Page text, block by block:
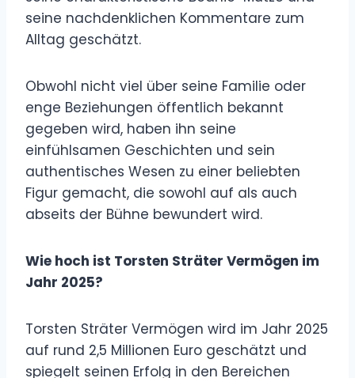
seine nachdenklichen Kommentare zum
Alltag geschätzt.
Obwohl nicht viel über seine Familie oder
enge Beziehungen öffentlich bekannt
gegeben wird, haben ihn seine
einfühlsamen Geschichten und sein
authentisches Wesen zu einer beliebten
Figur gemacht, die sowohl auf als auch
abseits der Bühne bewundert wird.
Wie hoch ist Torsten Sträter Vermögen im
Jahr 2025?
Torsten Sträter Vermögen wird im Jahr 2025
auf rund 2,5 Millionen Euro geschätzt und
spiegelt seinen Erfolg in den Bereichen